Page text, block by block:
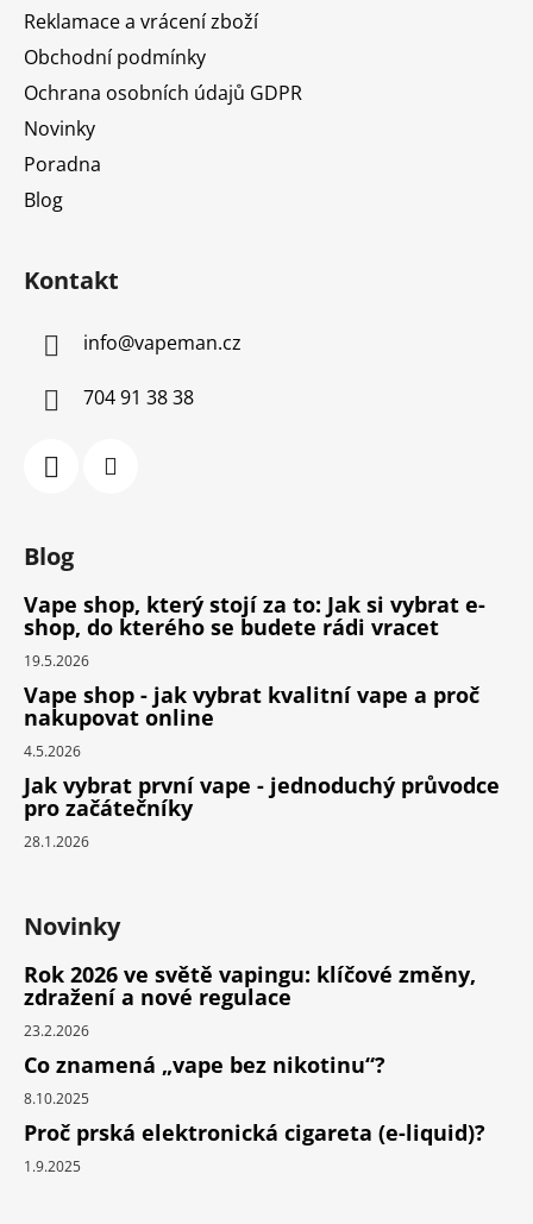
Reklamace a vrácení zboží
Obchodní podmínky
Ochrana osobních údajů GDPR
Novinky
Poradna
Blog
Kontakt
info@vapeman.cz
704 91 38 38
Blog
Vape shop, který stojí za to: Jak si vybrat e-
shop, do kterého se budete rádi vracet
19.5.2026
Vape shop - jak vybrat kvalitní vape a proč
nakupovat online
4.5.2026
Jak vybrat první vape - jednoduchý průvodce
pro začátečníky
28.1.2026
Novinky
Rok 2026 ve světě vapingu: klíčové změny,
zdražení a nové regulace
23.2.2026
Co znamená „vape bez nikotinu“?
8.10.2025
Proč prská elektronická cigareta (e-liquid)?
1.9.2025